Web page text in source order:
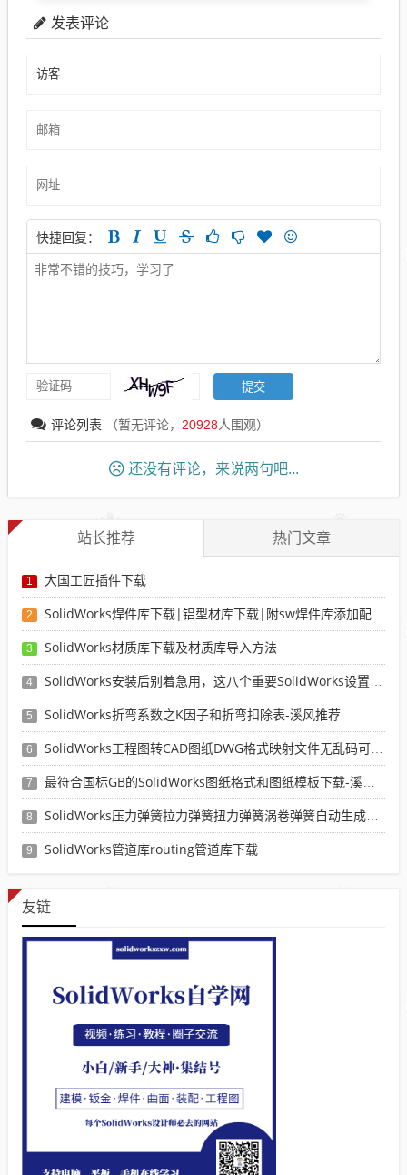
发表评论
快捷回复：
评论列表 （暂无评论， 20928人围观）
还没有评论，来说两句吧...
站长推荐 热门文章
1 大国工匠插件下载
2 SolidWorks焊件库下载|铝型材库下载|附sw焊件库添加配置使用教程
3 SolidWorks材质库下载及材质库导入方法
4 SolidWorks安装后别着急用，这八个重要SolidWorks设置可以提高你的画图效率
5 SolidWorks折弯系数之K因子和折弯扣除表-溪风推荐
6 SolidWorks工程图转CAD图纸DWG格式映射文件无乱码可分层-溪风亲测推荐
7 最符合国标GB的SolidWorks图纸格式和图纸模板下载-溪风专用版
8 SolidWorks压力弹簧拉力弹簧扭力弹簧涡卷弹簧自动生成宏程序下载
9 SolidWorks管道库routing管道库下载
友链